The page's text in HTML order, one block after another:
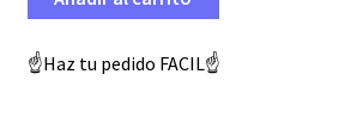
☝️Haz tu pedido FACIL☝️